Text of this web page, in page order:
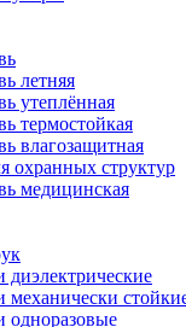
летняя
утеплённая
термостойкая
влагозащитная
охранных структур
медицинская
диэлектрические
механически
одноразовые